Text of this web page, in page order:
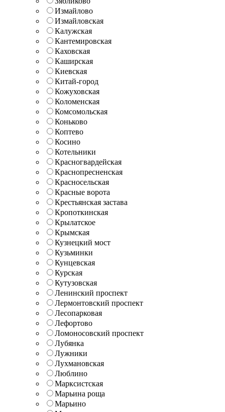
Измайлово
Измайловская
Калужская
Кантемировская
Каховская
Каширская
Киевская
Китай-город
Кожуховская
Коломенская
Комсомольская
Коньково
Коптево
Косино
Котельники
Красногвардейская
Краснопресненская
Красносельская
Красные ворота
Крестьянская застава
Кропоткинская
Крылатское
Крымская
Кузнецкий мост
Кузьминки
Кунцевская
Курская
Кутузовская
Ленинский проспект
Лермонтовский проспект
Лесопарковая
Лефортово
Ломоносовский проспект
Лубянка
Лужники
Лухмановская
Люблино
Марксистская
Марьина роща
Марьино